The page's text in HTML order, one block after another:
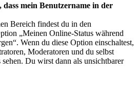
mein Benutzername in der
Bereich findest du in den
„Meinen Online-Status während
Wenn du diese Option einschaltest,
Moderatoren und du selbst
Du wirst dann als unsichtbarer